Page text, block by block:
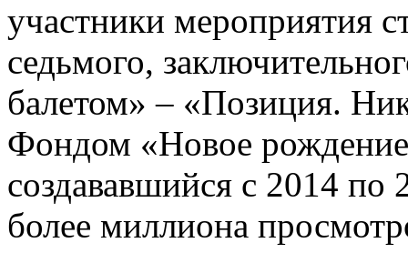
участники мероприятия
седьмого,
балетом» – «Позиция.
Фондом «Новое
создававшийся с 2014 по
более миллиона